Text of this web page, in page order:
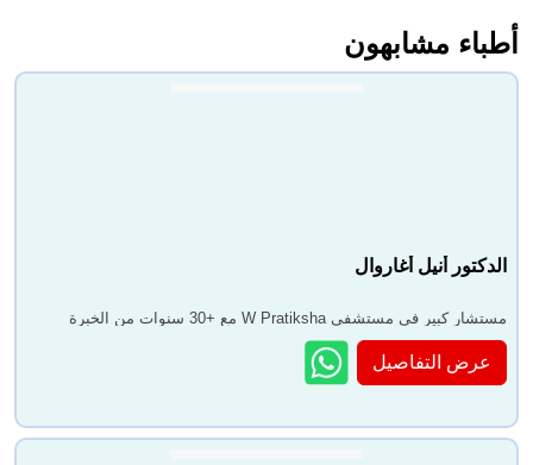
أطباء مشابهون
الدكتور أنيل أغاروال
مستشار كبير في مستشفى W Pratiksha مع +30 سنوات من الخبرة
عرض التفاصيل